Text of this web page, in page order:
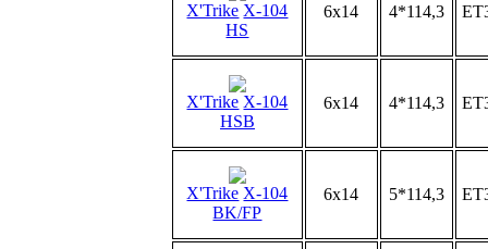
X'Trike X-104
HS
6x14 4*114,3
X'Trike X-104
HSB
6x14 4*114,3
X'Trike X-104
BK/FP
6x14 5*114,3